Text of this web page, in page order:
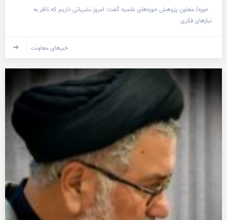
حوزه/ معاون پژوهش حوزه‌های علمیه گفت: امروز نشریاتی داریم که ناظر به
نیازهای فکری
خبرهای معاونت